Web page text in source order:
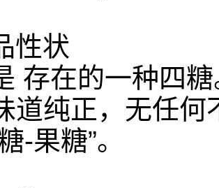
性状
存在的一种四
道纯正，无任何
-果糖”。